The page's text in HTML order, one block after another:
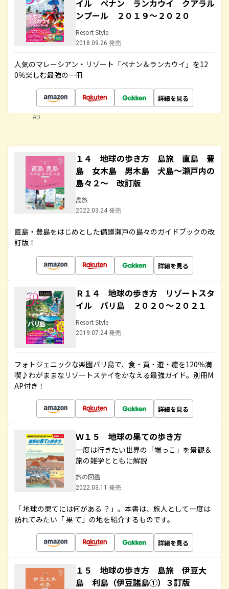
イル ペナン ランカウイ クアラル
ンプール ２０１９～２０２０
Resort Style
2018.09.26 発売
人気のマレーシアン・リゾート「ペナン＆ランカウイ」を12
0％楽しむ最強の一冊
詳細を見る
AD
１４ 地球の歩き方 島旅 直島 豊
島 女木島 男木島 犬島～瀬戸内の
島々２～ 改訂版
島旅
2022.03.24 発売
直島・豊島をはじめとした備讃瀬戸の島々のガイドブックの改
訂版！
詳細を見る
Ｒ１４ 地球の歩き方 リゾートスタ
イル バリ島 ２０２０～２０２１
Resort Style
2019.07.24 発売
フォトジェニックな楽園バリ島で、食・買・遊・癒を120％満
喫♪わがままなリゾートステイをかなえる最強ガイド。別冊M
AP付き！
詳細を見る
Ｗ１５ 地球の果ての歩き方
一度は行きたい世界の「端っこ」を景観＆
旅の雑学とともに解説
旅の図鑑
2022.03.11 発売
「 地球の果てには何がある ？」。本書は、旅人として一度は
訪れてみたい「 果 て」の地を紹介するものです。
詳細を見る
１５ 地球の歩き方 島旅 伊豆大
島 利島（伊豆諸島①）３訂版